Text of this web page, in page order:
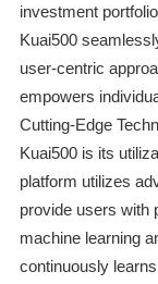
investment
Kuai500
user-centric
empowers
Cutting-Edge
Kuai500 is its
platform utilizes
provide users with
machine learning
continuously